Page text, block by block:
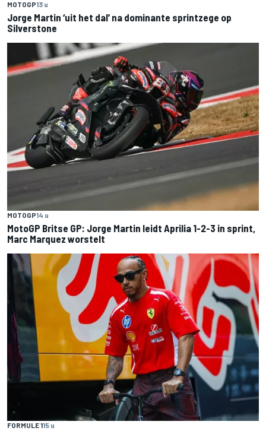
MOTOGP13 u
Jorge Martin ‘uit het dal’ na dominante sprintzege op
Silverstone
MOTOGP14 u
MotoGP Britse GP: Jorge Martin leidt Aprilia 1-2-3 in sprint,
Marc Marquez worstelt
FORMULE 115 u